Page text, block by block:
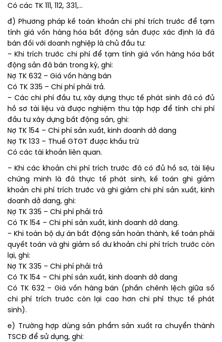
Có các TK 111, 112, 331,…
đ) Phương pháp kế toán khoản chi phí trích trước để tạm
tính giá vốn hàng hóa bất động sản được xác định là đã
bán đối với doanh nghiệp là chủ đầu tư:
– Khi trích trước chi phí để tạm tính giá vốn hàng hóa bất
động sản đã bán trong kỳ, ghi:
Nợ TK 632 – Giá vốn hàng bán
Có TK 335 – Chi phí phải trả.
– Các chi phí đầu tư, xây dựng thực tế phát sinh đã có đủ
hồ sơ tài liệu và được nghiệm thu tập hợp để tính chi phí
đầu tư xây dựng bất động sản, ghi:
Nợ TK 154 – Chi phí sản xuất, kinh doanh dở dang
Nợ TK 133 – Thuế GTGT được khấu trừ
Có các tài khoản liên quan.
– Khi các khoản chi phí trích trước đã có đủ hồ sơ, tài liệu
chứng minh là đã thực tế phát sinh, kế toán ghi giảm
khoản chi phí trích trước và ghi giảm chi phí sản xuất, kinh
doanh dở dang, ghi:
Nợ TK 335 – Chi phí phải trả
Có TK 154 – Chi phí sản xuất, kinh doanh dở dang.
– Khi toàn bộ dự án bất động sản hoàn thành, kế toán phải
quyết toán và ghi giảm số dư khoản chi phí trích trước còn
lại, ghi:
Nợ TK 335 – Chi phí phải trả
Có TK 154 – Chi phí sản xuất, kinh doanh dở dang
Có TK 632 – Giá vốn hàng bán (phần chênh lệch giữa số
chi phí trích trước còn lại cao hơn chi phí thực tế phát
sinh).
e) Trường hợp dùng sản phẩm sản xuất ra chuyển thành
TSCĐ để sử dụng, ghi: